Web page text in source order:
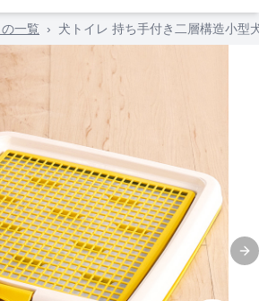
一覧 › 犬トイレ 持ち手付き二層構造小型